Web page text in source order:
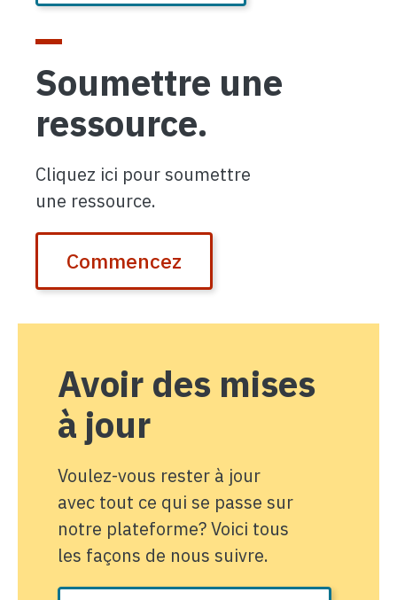
Soumettre une
ressource.
Cliquez ici pour soumettre
une ressource.
Commencez
Avoir des mises
à jour
Voulez-vous rester à jour
avec tout ce qui se passe sur
notre plateforme? Voici tous
les façons de nous suivre.